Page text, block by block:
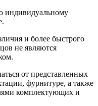
индивидуальному
и более быстрого
не являются
от представленных
фурнитуре, а также
комплектующих и